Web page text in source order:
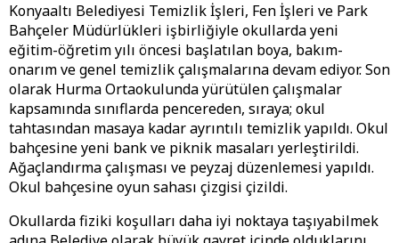
Konyaaltı Belediyesi Temizlik İşleri, Fen İşleri ve Park
Bahçeler Müdürlükleri işbirliğiyle okullarda yeni
eğitim-öğretim yılı öncesi başlatılan boya, bakım-
onarım ve genel temizlik çalışmalarına devam ediyor. Son
olarak Hurma Ortaokulunda yürütülen çalışmalar
kapsamında sınıflarda pencereden, sıraya; okul
tahtasından masaya kadar ayrıntılı temizlik yapıldı. Okul
bahçesine yeni bank ve piknik masaları yerleştirildi.
Ağaçlandırma çalışması ve peyzaj düzenlemesi yapıldı.
Okul bahçesine oyun sahası çizgisi çizildi.
Okullarda fiziki koşulları daha iyi noktaya taşıyabilmek